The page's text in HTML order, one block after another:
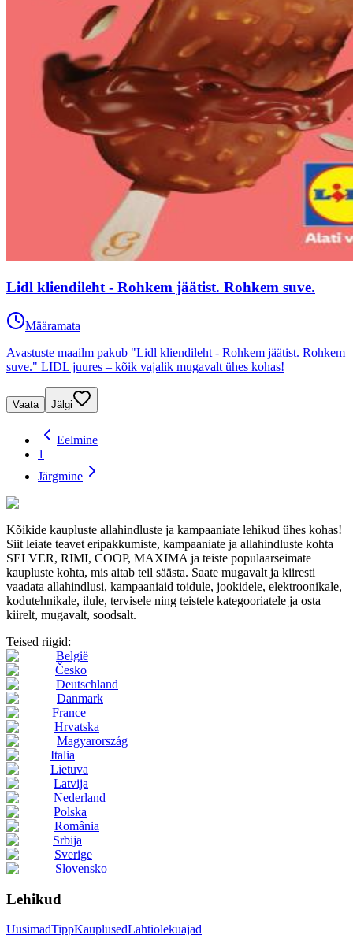
Lidl kliendileht - Rohkem jäätist. Rohkem suve.
Määramata
Avastuste maailm pakub "Lidl kliendileht - Rohkem jäätist. Rohkem
suve." LIDL juures – kõik vajalik mugavalt ühes kohas!
Vaata Jälgi
Eelmine
1
Järgmine
Kõikide kaupluste allahindluste ja kampaaniate lehikud ühes kohas!
Siit leiate teavet eripakkumiste, kampaaniate ja allahindluste kohta
SELVER, RIMI, COOP, MAXIMA ja teiste populaarseimate
kaupluste kohta, mis aitab teil säästa. Saate mugavalt ja kiiresti
vaadata allahindlusi, kampaaniaid toidule, jookidele, elektroonikale,
kodutehnikale, ilule, tervisele ning teistele kategooriatele ja osta
kiirelt, mugavalt, soodsalt.
Teised riigid:
België
Česko
Deutschland
Danmark
France
Hrvatska
Magyarország
Italia
Lietuva
Latvija
Nederland
Polska
România
Srbija
Sverige
Slovensko
Lehikud
UusimadTippKauplusedLahtiolekuajad